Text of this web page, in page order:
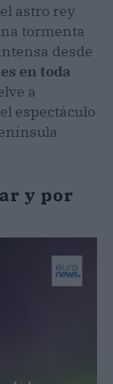
astro rey
tormenta
desde
en toda
a
espectáculo
y por